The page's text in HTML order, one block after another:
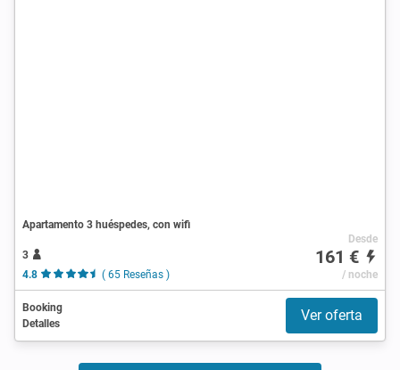
Apartamento 3 huéspedes, con wifi
3
4.8
( 65 Reseñas )
Desde
161 €
/ noche
Booking
Detalles
Ver oferta